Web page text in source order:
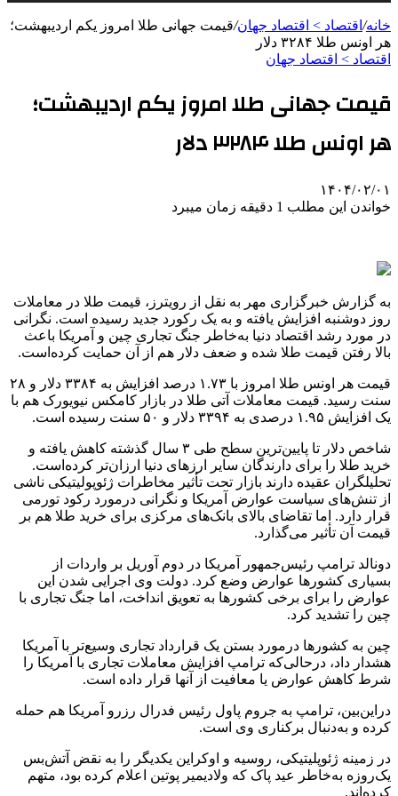
خانه/ اقتصاد > اقتصاد جهان/قیمت جهانی طلا امروز یکم اردیبهشت؛
هر اونس طلا ۳۲۸۴ دلار
اقتصاد > اقتصاد جهان
قیمت جهانی طلا امروز یکم اردیبهشت؛
هر اونس طلا ۳۲۸۴ دلار
۱۴۰۴/۰۲/۰۱
خواندن این مطلب 1 دقیقه زمان میبرد
به گزارش خبرگزاری مهر به نقل از رویترز، قیمت طلا در معاملات
روز دوشنبه افزایش یافته و به یک رکورد جدید رسیده است. نگرانی
در مورد رشد اقتصاد دنیا به‌خاطر جنگ تجاری چین و آمریکا باعث
بالا رفتن قیمت طلا شده و ضعف دلار هم از آن حمایت کرده‌است.
قیمت هر اونس طلا امروز با ۱.۷۳ درصد افزایش به ۳۳۸۴ دلار و ۲۸
سنت رسید. قیمت معاملات آتی طلا در بازار کامکس نیویورک هم با
یک افزایش ۱.۹۵ درصدی به ۳۳۹۴ دلار و ۵۰ سنت رسیده است.
شاخص دلار تا پایین‌ترین سطح طی ۳ سال گذشته کاهش یافته و
خرید طلا را برای دارندگان سایر ارزهای دنیا ارزان‌تر کرده‌است.
تحلیلگران عقیده دارند بازار تحت تأثیر مخاطرات ژئوپولیتیکی ناشی
از تنش‌های سیاست عوارض آمریکا و نگرانی درمورد رکود تورمی
قرار دارد. اما تقاضای بالای بانک‌های مرکزی برای خرید طلا هم بر
قیمت آن تأثیر می‌گذارد.
دونالد ترامپ رئیس‌جمهور آمریکا در دوم آوریل بر واردات از
بسیاری کشورها عوارض وضع کرد. دولت وی اجرایی شدن این
عوارض را برای برخی کشورها به تعویق انداخت، اما جنگ تجاری با
چین را تشدید کرد.
چین به کشورها درمورد بستن یک قرارداد تجاری وسیع‌تر با آمریکا
هشدار داد، درحالی‌که ترامپ افزایش معاملات تجاری با آمریکا را
شرط کاهش عوارض یا معافیت از آنها قرار داده است.
دراین‌بین، ترامپ به جروم پاول رئیس فدرال رزرو آمریکا هم حمله
کرده و به‌دنبال برکناری وی است.
در زمینه ژئوپلیتیکی، روسیه و اوکراین یکدیگر را به نقض آتش‌بس
یک‌روزه به‌خاطر عید پاک که ولادیمیر پوتین اعلام کرده بود، متهم
کرده‌اند.